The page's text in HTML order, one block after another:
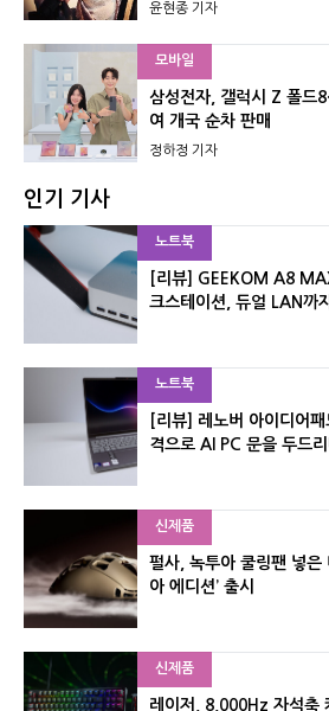
윤현종 기자
모바일
삼성전자, 갤럭시 Z 폴드
여 개국 순차 판매
정하정 기자
인기 기사
노트북
[리뷰] GEEKOM A8
크스테이션, 듀얼 LAN까
노트북
[리뷰] 레노버 아이디어
격으로 AI PC 문을 두드
신제품
펄사, 녹투아 쿨링팬 넣은
아 에디션’ 출시
신제품
레이저, 8,000Hz 자석축